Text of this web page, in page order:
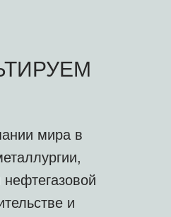
мира в
нефтегазовой
и